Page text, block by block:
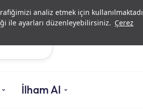
analiz etmek için
ile ayarları düzenleyebilirsiniz. Çerez
Yatırımcı İlişkileri
Ara
İlham Al